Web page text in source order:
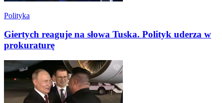
Polityka
Giertych reaguje na słowa Tuska. Polityk uderza w
prokuraturę